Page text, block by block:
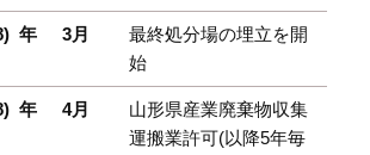
年 3月
最終処分場の埋立を開
始
年 4月
山形県産業廃棄物収集
運搬業許可(以降5年毎